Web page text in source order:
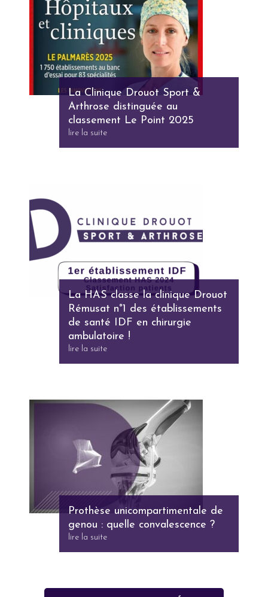
La Clinique Drouot Sport &
Arthrose distinguée au
classement Le Point 2025
lire la suite
La HAS classe la clinique Drouot
Rémusat n°1 des établissements
de santé IDF en chirurgie
ambulatoire !
lire la suite
Prothèse unicompartimentale de
genou : quelle convalescence ?
lire la suite